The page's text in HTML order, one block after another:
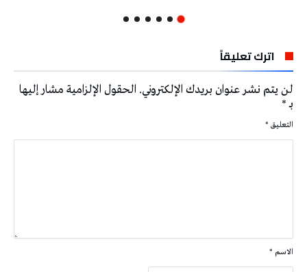
اترك تعليقاً
لن يتم نشر عنوان بريدك الإلكتروني. الحقول الإلزامية مشار إليها
بـ*
التعليق *
الاسم *